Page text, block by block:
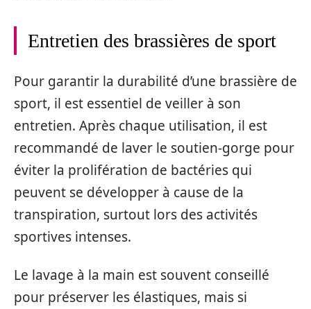
Entretien des brassières de sport
Pour garantir la durabilité d’une brassière de
sport, il est essentiel de veiller à son
entretien. Après chaque utilisation, il est
recommandé de laver le soutien-gorge pour
éviter la prolifération de bactéries qui
peuvent se développer à cause de la
transpiration, surtout lors des activités
sportives intenses.
Le lavage à la main est souvent conseillé
pour préserver les élastiques, mais si